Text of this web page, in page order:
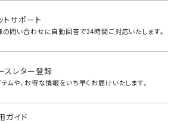
トサポート
の問い合わせに自動回答で24時間ご対応いたします。
スレター登録
ムや、お得な情報をいち早く お届けいたします。
ガイド